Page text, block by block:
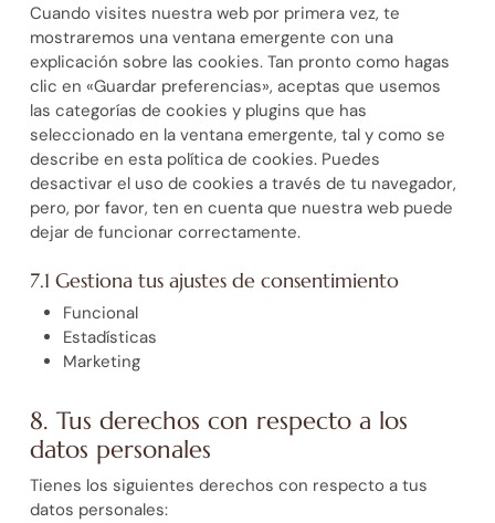
Cuando visites nuestra web por primera vez, te
mostraremos una ventana emergente con una
explicación sobre las cookies. Tan pronto como hagas
clic en «Guardar preferencias», aceptas que usemos
las categorías de cookies y plugins que has
seleccionado en la ventana emergente, tal y como se
describe en esta política de cookies. Puedes
desactivar el uso de cookies a través de tu navegador,
pero, por favor, ten en cuenta que nuestra web puede
dejar de funcionar correctamente.
7.1 Gestiona tus ajustes de consentimiento
Funcional
Estadísticas
Marketing
8. Tus derechos con respecto a los
datos personales
Tienes los siguientes derechos con respecto a tus
datos personales: